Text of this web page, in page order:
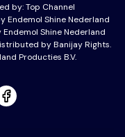
by:Top Channel
Endemol Shine Nederland
Shine Nederland
by Banijay Rights.
Producties B.V.